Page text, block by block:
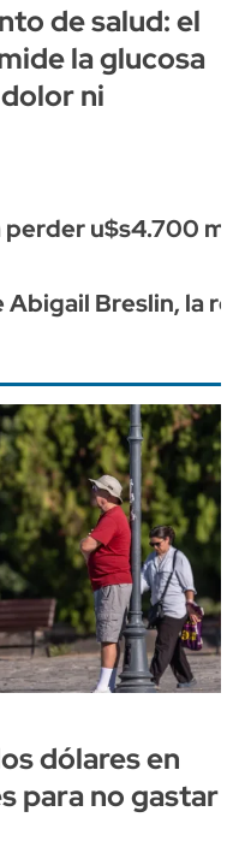
de salud: el
la glucosa
ni
perder u$s4.700
Breslin, la
dólares en
para no gastar